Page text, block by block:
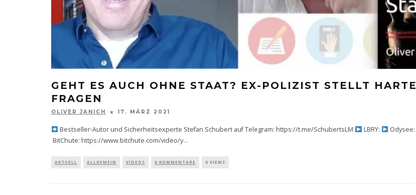
GEHT ES AUCH OHNE STAAT? EX-POLIZIST STELLT HARTE
FRAGEN
OLIVER JANICH 17. MÄRZ 2021
Bestseller-Autor und Sicherheitsexperte Stefan Schubert auf Telegram: https://t.me/SchubertsLM LBRY:
Odysee:
BitChute: https://www.bitchute.com/video/y...
AKTUELL ALLGEMEIN VIDEOS 0 KOMMENTARE 0 VIEWS